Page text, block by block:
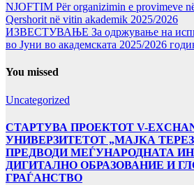
NJOFTIM Për organizimin e provimeve
Qershorit në vitin akademik 2025/2026
ИЗВЕСТУВАЊЕ За одржување на
во Јуни во академската 2025/2026
You missed
Uncategorized
СТАРТУВА ПРОЕКТОТ V-
УНИВЕРЗИТЕТОТ „МАЈКА
ПРЕДВОДИ МЕЃУНАРОДНАТА
ДИГИТАЛНО ОБРАЗОВАНИЕ И
ГРАЃАНСТВО